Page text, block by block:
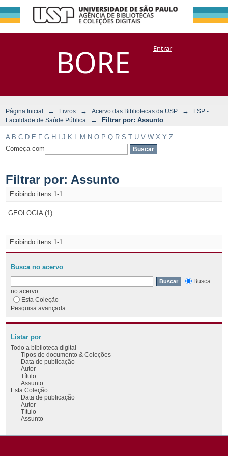
BORE
Filtrar por:
Assunto
DSpace/Manakin + CoriscoEntrar
Página Inicial → Livros → Acervo das Bibliotecas da USP →
FSP -
Faculdade de Saúde Pública
→ Filtrar por: Assunto
A B C D E F G H J K M N O P Q R S T U V W X Y Z
Começa com
Filtrar por: Assunto
Exibindo itens 1-1
GEOLOGIA (1)
Exibindo itens 1-1
Busca no acervo
Busca
no acervo
Esta Coleção
Pesquisa avançada
Listar por
Todo a biblioteca digital
Tipos de documento & Coleções
Data de publicação
Autor
Título
Assunto
Esta Coleção
Data de publicação
Autor
Título
Assunto